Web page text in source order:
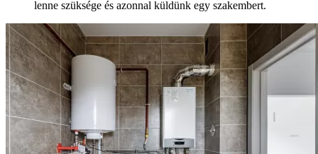
lenne szüksége és azonnal küldünk egy szakembert.